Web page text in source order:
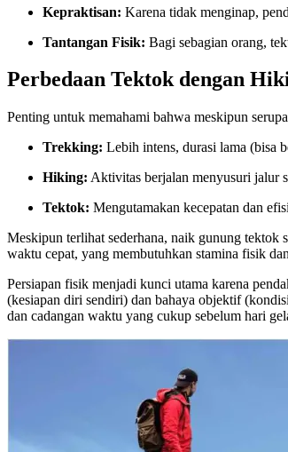
Kepraktisan: Karena tidak menginap,
Tantangan Fisik: Bagi sebagian orang,
Perbedaan Tektok dengan
Penting untuk memahami bahwa meskipun
Trekking: Lebih intens, durasi lama (bisa
Hiking: Aktivitas berjalan menyusuri jalur
Tektok: Mengutamakan kecepatan dan
Meskipun terlihat sederhana, naik gunung tektok
waktu cepat, yang membutuhkan stamina fisik
Persiapan fisik menjadi kunci utama karena
(kesiapan diri sendiri) dan bahaya objektif
dan cadangan waktu yang cukup sebelum hari